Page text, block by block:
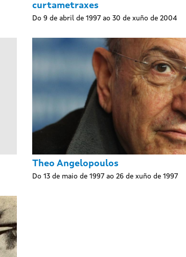
curtametraxes
Do 9 de abril de 1997 ao 30 de xuño de 2004
Theo Angelopoulos
Do 13 de maio de 1997 ao 26 de xuño de 1997